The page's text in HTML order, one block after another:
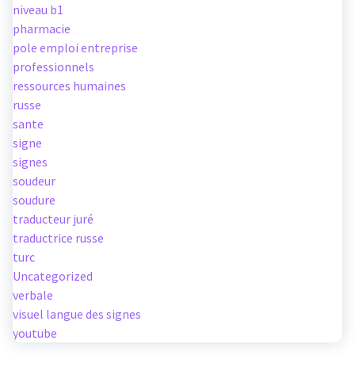
niveau b1
pharmacie
pole emploi entreprise
professionnels
ressources humaines
russe
sante
signe
signes
soudeur
soudure
traducteur juré
traductrice russe
turc
Uncategorized
verbale
visuel langue des signes
youtube